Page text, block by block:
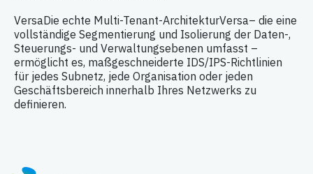
VersaDie echte Multi-Tenant-ArchitekturVersa– die eine
vollständige Segmentierung und Isolierung der Daten-,
Steuerungs- und Verwaltungsebenen umfasst –
ermöglicht es, maßgeschneiderte IDS/IPS-Richtlinien
für jedes Subnetz, jede Organisation oder jeden
Geschäftsbereich innerhalb Ihres Netzwerks zu
definieren.